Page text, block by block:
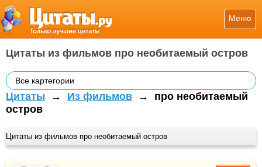
Меню
Цитаты из фильмов про необитаемый остров
Все картегории
Цитаты → Из фильмов → про необитаемый
остров
Цитаты из фильмов про необитаемый остров